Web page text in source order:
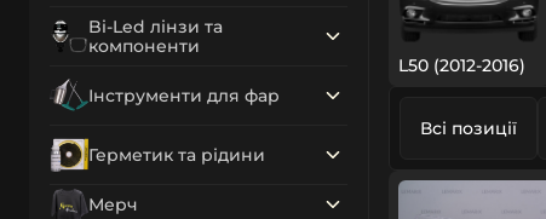
Bi-Led лінзи та
компоненти
Інструменти для фар
Герметик та рідини
Мерч
L50 (2012-2016)
Всі позиції